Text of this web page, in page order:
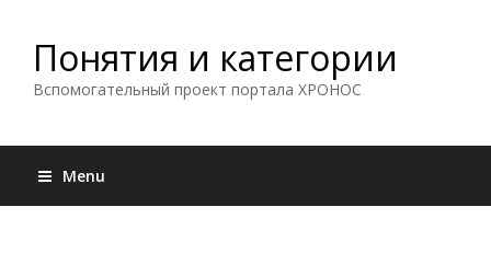
Понятия и категории
Вспомогательный проект портала ХРОНОС
Menu